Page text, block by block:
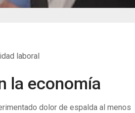
laboral
la economía
dolor de espalda al menos